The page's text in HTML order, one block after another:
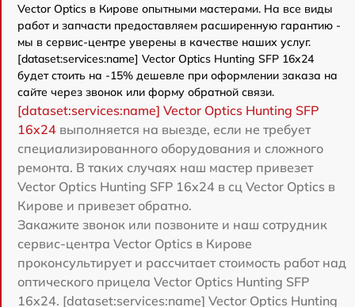
Vector Optics в Кирове опытными мастерами. На все виды
работ и запчасти предоставляем расширенную гарантию -
мы в сервис-центре уверены в качестве наших услуг.
[dataset:services:name] Vector Optics Hunting SFP 16x24
будет стоить на -15% дешевле при оформлении заказа на
сайте через звонок или форму обратной связи.
[dataset:services:name] Vector Optics Hunting SFP
16x24 выполняется на выезде, если не требует
специализированного оборудования и сложного
ремонта. В таких случаях наш мастер привезет
Vector Optics Hunting SFP 16x24 в сц Vector Optics в
Кирове и привезет обратно.
Закажите звонок или позвоните и наш сотрудник
сервис-центра Vector Optics в Кирове
проконсультирует и рассчитает стоимость работ над
оптического прицела Vector Optics Hunting SFP
16x24. [dataset:services:name] Vector Optics Hunting